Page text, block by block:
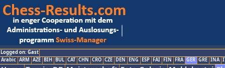
Logged on: Gast
Arabic ARM AZE BIH BUL CAT CHN CRO CZE DEN ENG ESP FAI FIN FRA GER GRE INA